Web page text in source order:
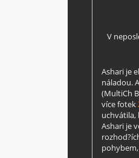
V
Ashari je
náladou.
(MultiCh
více fotek
uchvátila,
Ashari je